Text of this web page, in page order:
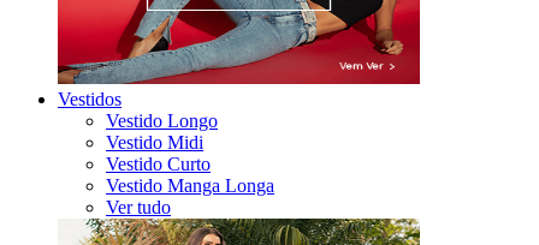
Vestidos
Vestido Longo
Vestido Midi
Vestido Curto
Vestido Manga Longa
Ver tudo